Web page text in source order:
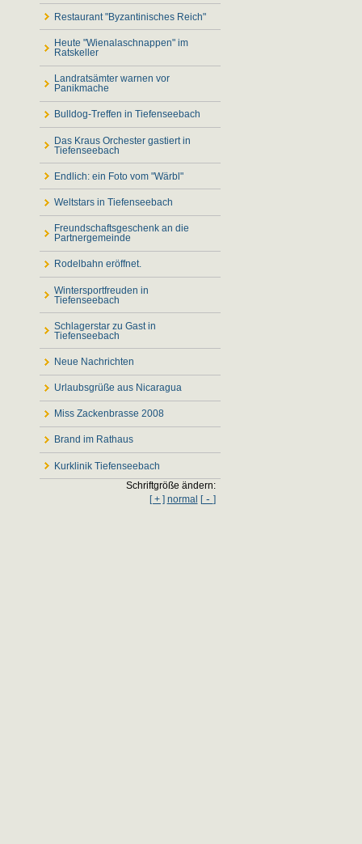
Restaurant "Byzantinisches Reich"
Heute "Wienalaschnappen" im
Ratskeller
Landratsämter warnen vor
Panikmache
Bulldog-Treffen in Tiefenseebach
Das Kraus Orchester gastiert in
Tiefenseebach
Endlich: ein Foto vom "Wärbl"
Weltstars in Tiefenseebach
Freundschaftsgeschenk an die
Partnergemeinde
Rodelbahn eröffnet.
Wintersportfreuden in
Tiefenseebach
Schlagerstar zu Gast in
Tiefenseebach
Neue Nachrichten
Urlaubsgrüße aus Nicaragua
Miss Zackenbrasse 2008
Brand im Rathaus
Kurklinik Tiefenseebach
Schriftgröße ändern:
[ + ] normal [- ]